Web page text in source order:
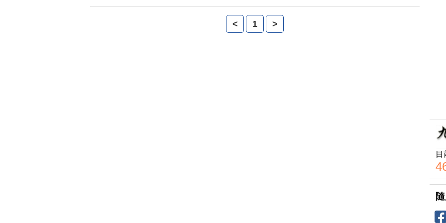
時”為名，勒令明年不得再辦。評論指出，民眾喜歡什麼，廣電總局就
禁止什麼，中共當局對文化領域的管制越來越殘酷。
< 1 >